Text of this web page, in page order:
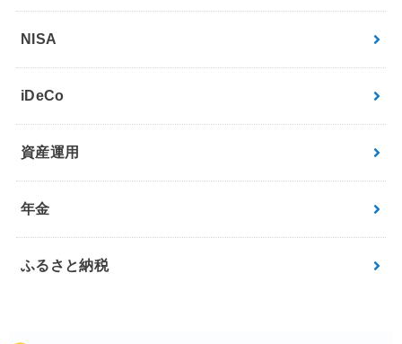
NISA
iDeCo
資産運用
年金
ふるさと納税